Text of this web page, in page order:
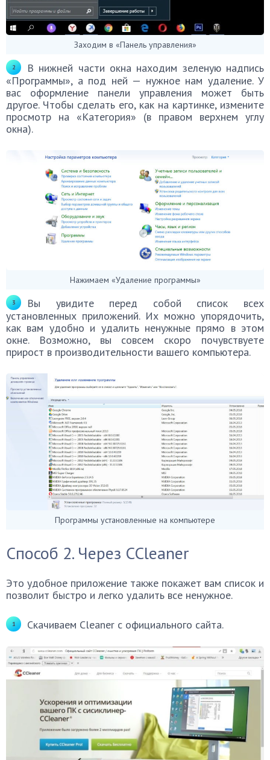
Заходим в «Панель управления»
В нижней части окна находим зеленую надпись
«Программы», а под ней — нужное нам удаление. У
вас оформление панели управления может быть
другое. Чтобы сделать его, как на картинке, измените
просмотр на «Категория» (в правом верхнем углу
окна).
Нажимаем «Удаление программы»
Вы увидите перед собой список всех
установленных приложений. Их можно упорядочить,
как вам удобно и удалить ненужные прямо в этом
окне. Возможно, вы совсем скоро почувствуете
прирост в производительности вашего компьютера.
Программы установленные на компьютере
Способ 2. Через CCleaner
Это удобное приложение также покажет вам список и
позволит быстро и легко удалить все ненужное.
Скачиваем Cleaner с официального сайта.